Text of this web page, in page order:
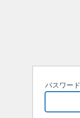
パスワード